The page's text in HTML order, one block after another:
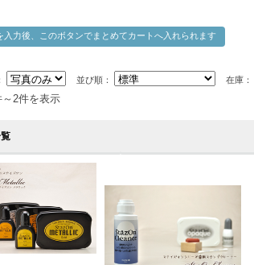
並び順： 在庫：
～2件を表示